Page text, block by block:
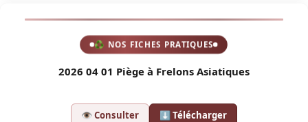
♻ NOS FICHES PRATIQUES
2026 04 01 Piège à Frelons Asiatiques
👁 Consulter ⬇ Télécharger